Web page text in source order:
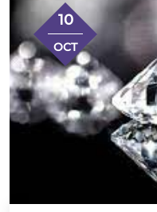
10
OCT